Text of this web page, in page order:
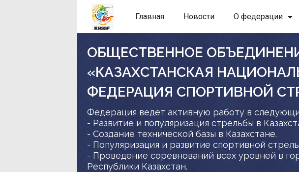
Главная Новости О федерации
ОБЩЕСТВЕННОЕ
«КАЗАХСТАНСКАЯ
ФЕДЕРАЦИЯ СПОРТИВНОЙ
Федерация ведет активную работу в
- Развитие и популяризация стрельбы в
- Создание технической базы в Казахстане.
- Популяризация и развитие спортивной
- Проведение соревнований всех уровней в
Республики Казахстан.